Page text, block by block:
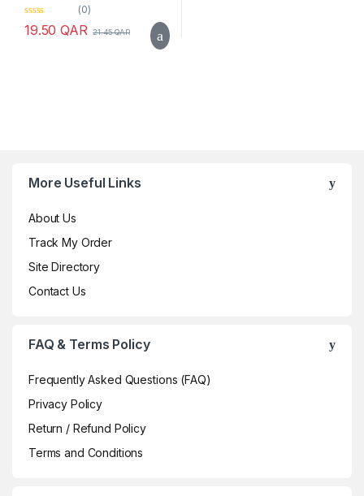
0
o
(0)
19.50QAR 21.45QAR
More Useful Links
About Us
Track My Order
Site Directory
Contact Us
FAQ & Terms Policy
Frequently Asked Questions (FAQ)
Privacy Policy
Return / Refund Policy
Terms and Conditions